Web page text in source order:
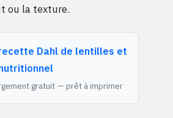
ou la texture.
Dahl de lentilles et
gratuit — prêt à imprimer